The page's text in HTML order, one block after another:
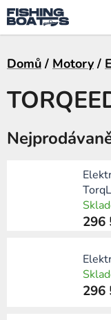
Přejít
na
obsah
Domů / Motory /
296
296